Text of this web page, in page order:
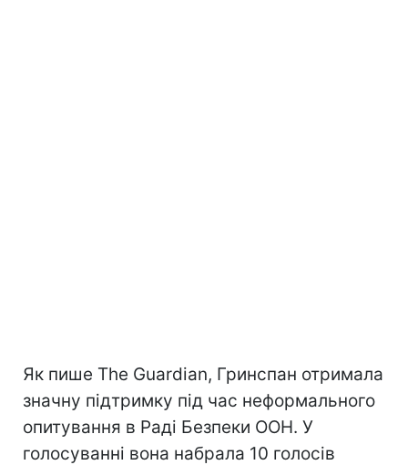
Як пише The Guardian, Гринспан отримала
значну підтримку під час неформального
опитування в Раді Безпеки ООН. У
голосуванні вона набрала 10 голосів